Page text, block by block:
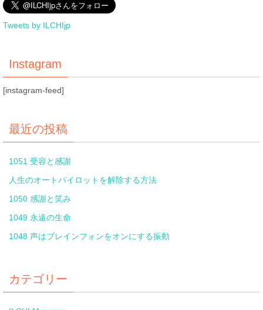
Tweets by ILCHIjp
Instagram
[instagram-feed]
最近の投稿
1051 受容と感謝
人生のオートパイロットを解除する方法
1050 感謝と笑み
1049 永遠の生命
1048 声はブレインフォンをオンにする振動
カテゴリー